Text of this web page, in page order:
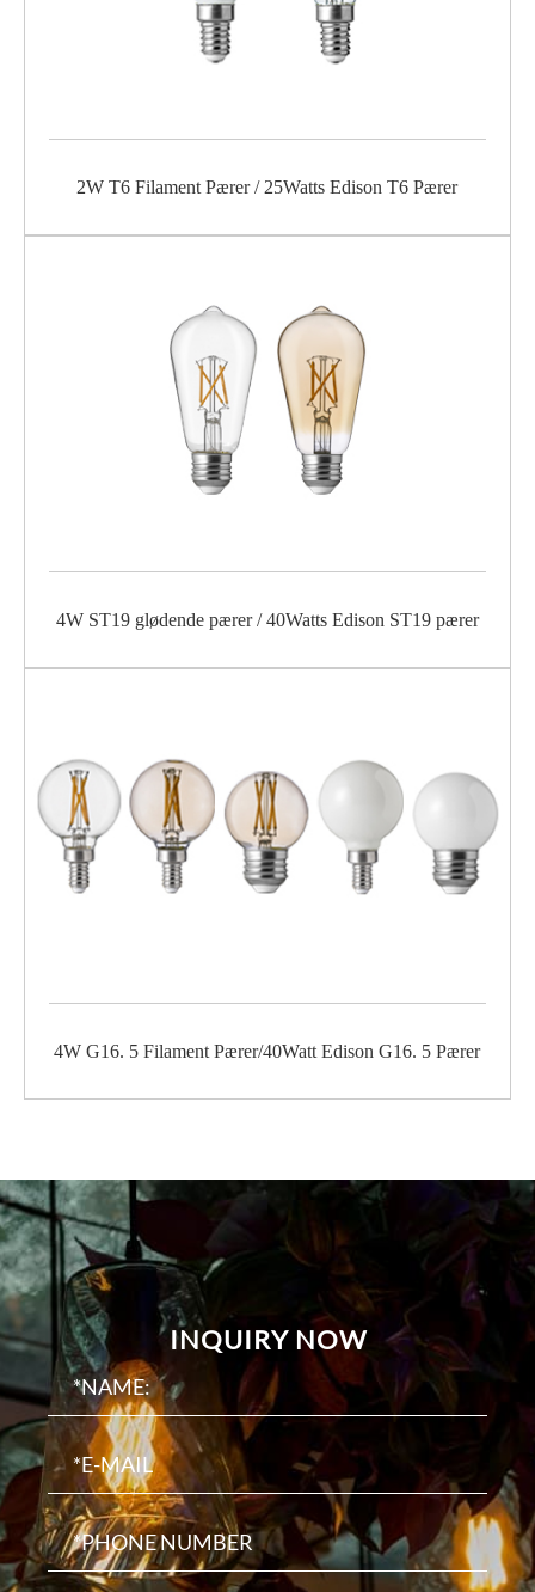
2W T6 Filament Pærer / 25Watts Edison T6 Pærer
4W ST19 glødende pærer / 40Watts Edison ST19 pærer
4W G16. 5 Filament Pærer/40Watt Edison G16. 5 Pærer
INQUIRY NOW